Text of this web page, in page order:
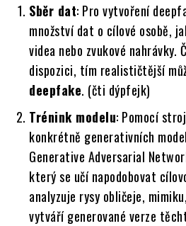
Sběr dat: Pro vytvoření
množství dat o cílové osobě,
videa nebo zvukové nahrávky.
dispozici, tím realističtější
deepfake. (čti dýpfejk)
Trénink modelu: Pomocí
konkrétně generativních
Generative Adversarial
který se učí napodobovat
analyzuje rysy obličeje,
vytváří generované verze